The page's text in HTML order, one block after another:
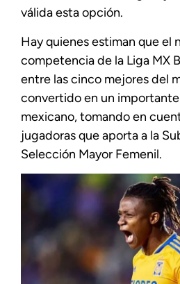
válida esta opción.
Hay quienes estiman que el
competencia de la Liga MX
entre las cinco mejores del
convertido en un
mexicano, tomando en
jugadoras que aporta a la
Selección Mayor Femenil.